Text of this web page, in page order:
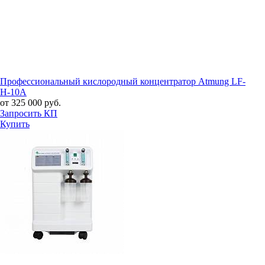
Профессиональный кислородный концентратор Atmung LF-
H-10A
от 325 000 руб.
Запросить КП
Купить